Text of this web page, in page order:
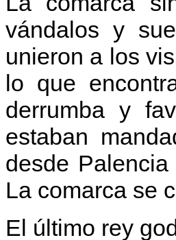
vándalos y
unieron a los
lo que
derrumba y
estaban
desde
La comarca se
El último rey